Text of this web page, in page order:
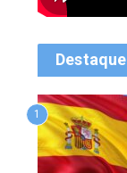
Destaque
1